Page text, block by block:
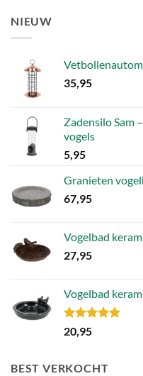
NIEUW
35,95
Zadensilo Sam
vogels
5,95
Granieten
67,95
Vogelbad
27,95
Vogelbad
Gewaardeerd
5.00
20,95
BEST VERKOCHT